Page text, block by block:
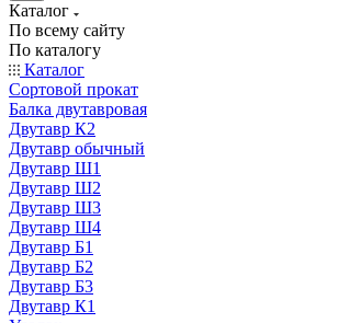
Каталог
По всему сайту
По каталогу
Каталог
Сортовой прокат
Балка двутавровая
Двутавр К2
Двутавр обычный
Двутавр Ш1
Двутавр Ш2
Двутавр Ш3
Двутавр Ш4
Двутавр Б1
Двутавр Б2
Двутавр Б3
Двутавр К1